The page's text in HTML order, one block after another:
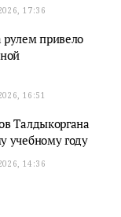
17:36
привело
16:51
Талдыкоргана
учебному году
14:36